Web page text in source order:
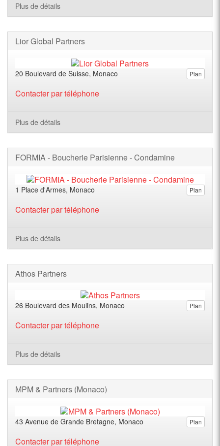
Plus de détails
Lior Global Partners
Plan
20 Boulevard de Suisse, Monaco
Contacter par téléphone
Plus de détails
FORMIA - Boucherie Parisienne - Condamine
Plan
1 Place d'Armes, Monaco
Contacter par téléphone
Plus de détails
Athos Partners
Plan
26 Boulevard des Moulins, Monaco
Contacter par téléphone
Plus de détails
MPM & Partners (Monaco)
Plan
43 Avenue de Grande Bretagne, Monaco
Contacter par téléphone